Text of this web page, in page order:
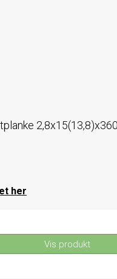
her
Vis produkt